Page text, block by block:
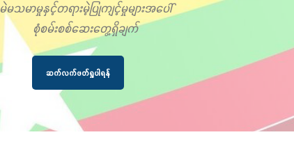
မဲမသမာမှုနှင့်တရားမဲ့ပြုကျင့်မှုများအပေါ်
စုံစမ်းစစ်ဆေးတွေ့ရှိချက်
ဆက်လက်ဖတ်ရှုပါရန်